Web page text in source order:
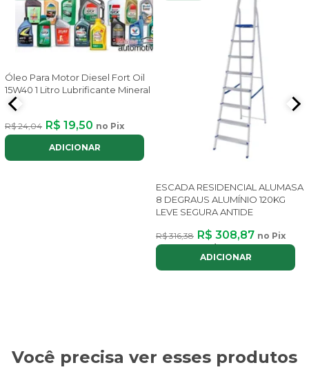
Óleo Para Motor Diesel Fort Oil
15W40 1 Litro Lubrificante Mineral
R$ 24,04 R$ 19,50 no Pix
ADICIONAR
ESCADA RESIDENCIAL ALUMASA
8 DEGRAUS ALUMÍNIO 120KG
LEVE SEGURA ANTIDE
R$ 316,38 R$ 308,87 no Pix
ou até
ADICIONAR
Você precisa ver esses produtos